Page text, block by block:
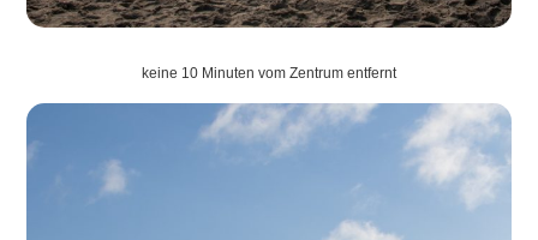
keine 10 Minuten vom Zentrum entfernt